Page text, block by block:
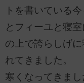
トを書いている
とフィーユと寝
の上で誇らしげ
れてきました。
寒くなってきま